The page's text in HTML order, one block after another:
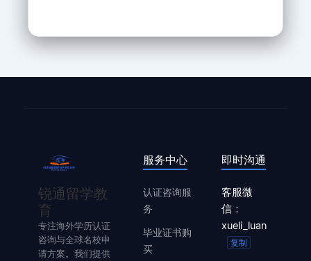
锐通留学教
育
专注海外学历认证
咨询与全球名校申
请方案。我们提供
服务中心
认证咨询服
务
毕业证书购
买
即时沟通
客服微
信：
xueli_luan
复制